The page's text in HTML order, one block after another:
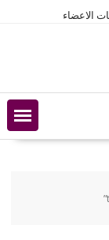
الاعضاء